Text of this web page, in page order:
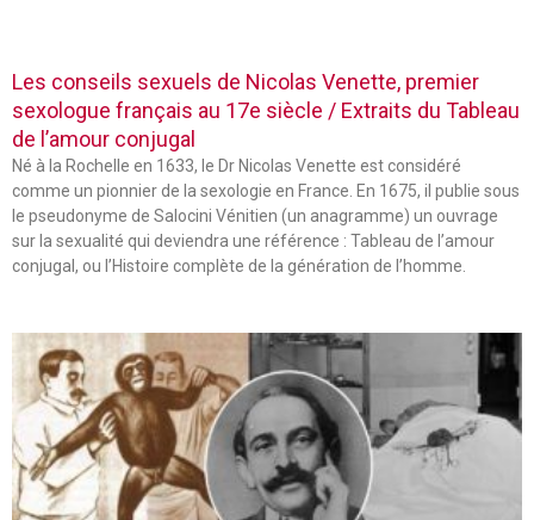
Les conseils sexuels de Nicolas Venette, premier
sexologue français au 17e siècle / Extraits du Tableau
de l’amour conjugal
Né à la Rochelle en 1633, le Dr Nicolas Venette est considéré
comme un pionnier de la sexologie en France. En 1675, il publie sous
le pseudonyme de Salocini Vénitien (un anagramme) un ouvrage
sur la sexualité qui deviendra une référence : Tableau de l’amour
conjugal, ou l’Histoire complète de la génération de l’homme.